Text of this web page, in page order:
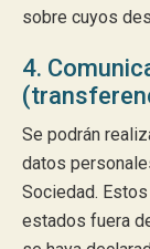
sobre cuyos
4.
Se podrán
datos
Sociedad.
estados fuera